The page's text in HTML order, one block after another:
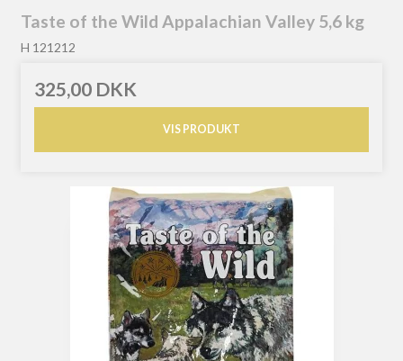
Taste of the Wild Appalachian Valley 5,6 kg
H 121212
325,00 DKK
VIS PRODUKT